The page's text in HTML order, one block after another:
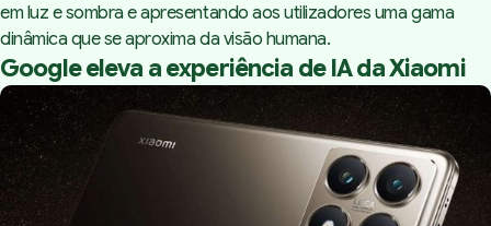
em luz e sombra e apresentando aos utilizadores uma gama
dinâmica que se aproxima da visão humana.
Google eleva a experiência de IA da Xiaomi